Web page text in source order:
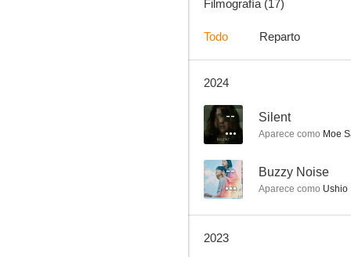
Tokyo Ghoul, la película
Filmografía (17)
Todo Reparto
2024
-- Silent
Aparece como Moe
-- Buzzy Noise
Aparece como Ushio
2023